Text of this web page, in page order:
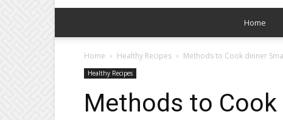
Home
Home Healthy Recipes Methods to Cook dinner
Healthy Recipes
Methods to